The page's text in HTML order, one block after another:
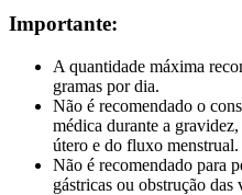
Importante:
A quantidade máxima
gramas por dia.
Não é recomendado o
médica durante a
útero e do fluxo menstrual.
Não é recomendado para
gástricas ou obstrução das